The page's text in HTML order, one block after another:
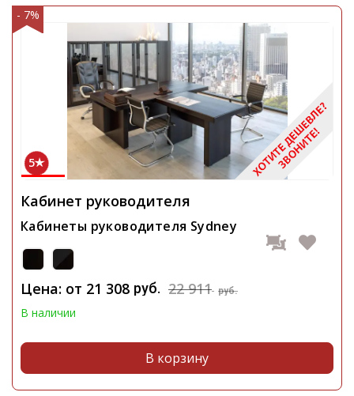
- 7%
5
Кабинет руководителя
Кабинеты руководителя Sydney
Цена: от 21 308 руб. 22 911 руб.
В наличии
В корзину